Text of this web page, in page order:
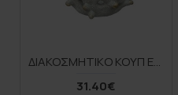
ΔΙΑΚΟΣΜΗΤΙΚO ΚΟΥΠ ΕΚΡΟΥ/ΧΡΥΣΟ ΠΟΛΥΕΣΤΕΡΙΚO ΚΟΡΑΛΛΙ ΑΝΑΓΛΥΦΟ-ΤΡΥΠΗΤΟ - Φ21x13.5cm 24/KIB
31.40€